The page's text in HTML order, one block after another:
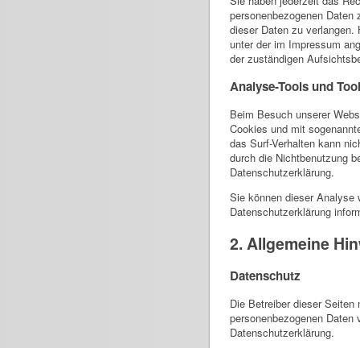
personenbezogenen
dieser Daten zu
unter der im Impressum
der zuständigen
Analyse-Tools und
Beim Besuch unserer
Cookies und mit
das Surf-Verhalten kann
durch die Nichtbenutzung
Datenschutzerklärung.
Sie können dieser Analyse
Datenschutzerklärung
2. Allgemeine
Datenschutz
Die Betreiber dieser
personenbezogenen
Datenschutzerklärung.